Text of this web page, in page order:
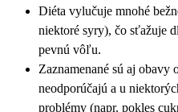
Diéta vylučuje mnohé
niektoré syry), čo sťažuje
pevnú vôľu.
Zaznamenané sú aj
neodporúčajú a u
problémy (napr. pokles